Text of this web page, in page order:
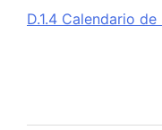
D.1.4 Calendario